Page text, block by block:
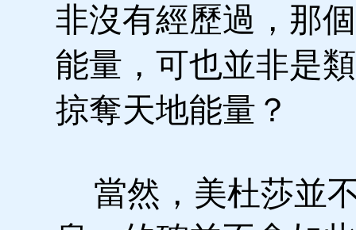
非沒有經歷過，那
能量，可也並非是
掠奪天地能量？
當然，美杜莎並